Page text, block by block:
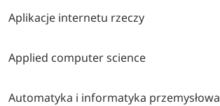
Aplikacje internetu rzeczy
Applied computer science
Automatyka i informatyka przemysłowa